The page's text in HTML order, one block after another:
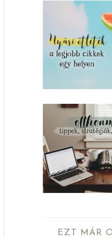
EZT MÁR